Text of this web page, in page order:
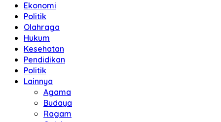
Ekonomi
Politik
Olahraga
Hukum
Kesehatan
Pendidikan
Politik
Lainnya
Agama
Budaya
Ragam